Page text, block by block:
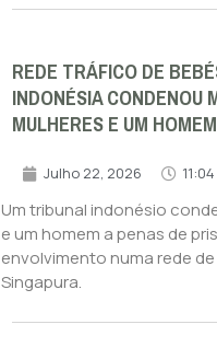
REDE TRÁFICO DE
INDONÉSIA CONDENOU
MULHERES E UM HOMEM
Julho 22, 2026 11:04
Um tribunal indonésio
e um homem a penas de
envolvimento numa rede
Singapura.